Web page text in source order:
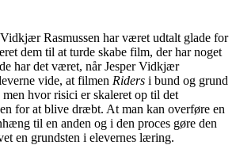
Rasmussen har været udtalt glade for
dem til at turde skabe film, der har noget
har det været, når Jesper Vidkjær
vide, at filmen Riders i bund og grund
hvor risici er skaleret op til det
for at blive dræbt. At man kan overføre en
til en anden og i den proces gøre den
en grundsten i elevernes læring.